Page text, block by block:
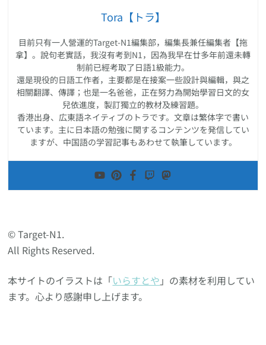
Tora【トラ】
目前只有一人營運的Target-N1編集部，編集長兼任編集者【拖
拿】。說句老實話，我沒有考到N1，因為我早在廿多年前還未轉
制前已經考取了日語1級能力。
還是現役的日語工作者，主要都是在接案一些設計與編輯，與之
相關翻譯、傳譯；也是一名爸爸，正在努力為開始學習日文的女
兒依進度，製訂獨立的教材及練習題。
香港出身、広東語ネイティブのトラです。文章は繁体字で書い
ています。主に日本語の勉強に関するコンテンツを発信してい
ますが、中国語の学習記事もあわせて執筆しています。
© Target-N1.
All Rights Reserved.
本サイトのイラストは「いらすとや 」の素材を利用してい
ます。心より感謝申し上げます。